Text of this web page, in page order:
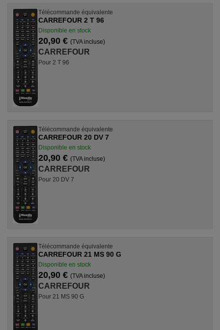
Télécommande équivalente
CARREFOUR 2 T 96
Disponible en stock
20,90 € (TVA incluse)
CARREFOUR
Pour 2 T 96
Télécommande équivalente
CARREFOUR 20 DV 7
Disponible en stock
20,90 € (TVA incluse)
CARREFOUR
Pour 20 DV 7
Télécommande équivalente
CARREFOUR 21 MS 90 G
Disponible en stock
20,90 € (TVA incluse)
CARREFOUR
Pour 21 MS 90 G